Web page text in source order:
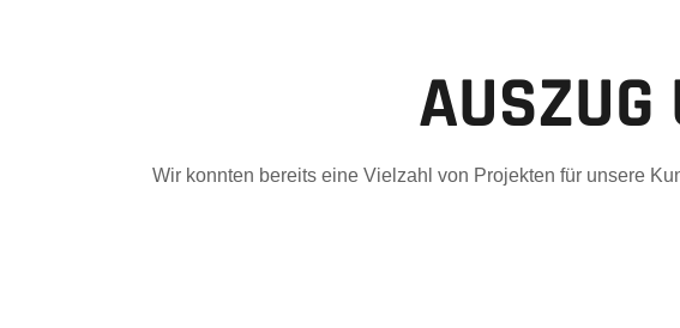
AUSZUG
Wir konnten bereits eine Vielzahl von Projekten für unsere